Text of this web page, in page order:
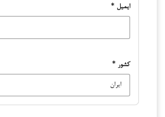
ایمیل *
کشور *